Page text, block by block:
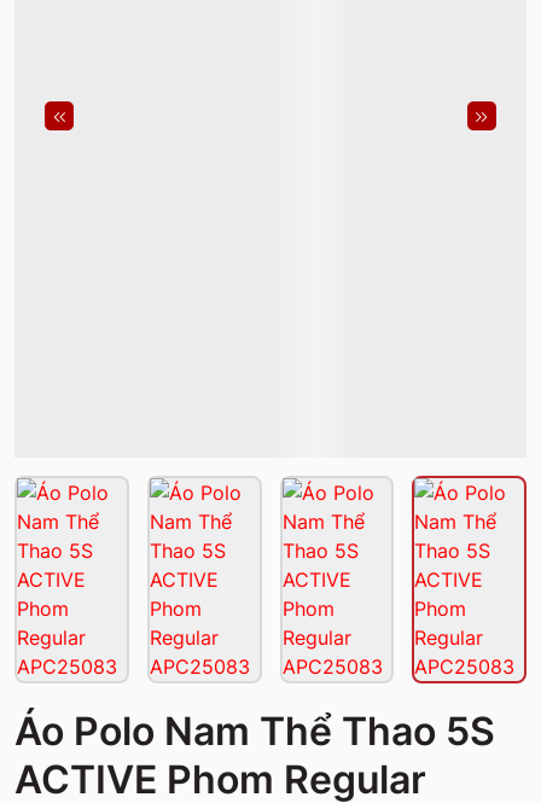
Áo Polo Nam Thể Thao 5S
ACTIVE Phom Regular